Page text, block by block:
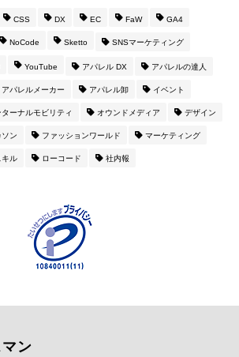
CSS DX EC FaW GA4
NoCode Sketto SNSマーケティング
YouTube アパレル DX アパレルの達人
アパレルメーカー アパレル卸 イベント
ターナルモビリティ オウンドメディア デザイン
ン ファッションワールド マーケティング
キル ローコード 社内報
ン